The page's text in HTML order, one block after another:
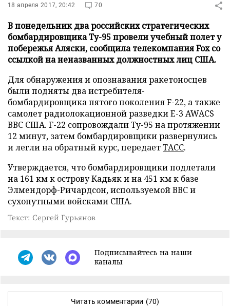
18 апреля 2017, 20:42 70
В понедельник два российских стратегических
бомбардировщика Ту-95 провели учебный полет у
побережья Аляски, сообщила телекомпания Fox со
ссылкой на неназванных должностных лиц США.
Для обнаружения и опознавания ракетоносцев
были подняты два истребителя-
бомбардировщика пятого поколения F-22, а также
самолет радиолокационной разведки E-3 AWACS
ВВС США. F-22 сопровождали Ту-95 на протяжении
12 минут, затем бомбардировщики развернулись
и легли на обратный курс, передаетТАСС.
Утверждается, что бомбардировщики подлетали
на 161 км к острову Кадьяк и на 451 км к базе
Элмендорф-Ричардсон, используемой ВВС и
сухопутными войсками США.
Текст: Сергей Гурьянов
Подписывайтесь на наши
каналы
Читать комментарии (70)